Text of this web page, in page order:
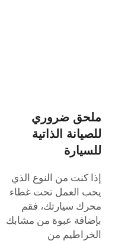
ملحق ضروري
للصيانة الذاتية
للسيارة
إذا كنت من النوع الذي
يحب العمل تحت غطاء
محرك سيارتك، فقم
بإضافة عبوة من مشابك
الخراطيم من